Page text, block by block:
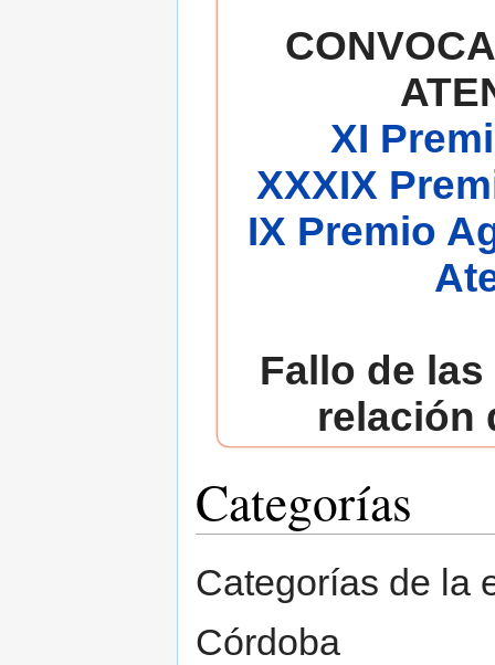
XI
XXXIX
IX Premio
Fallo de
relación
Categorías
Categorías de la
Córdoba